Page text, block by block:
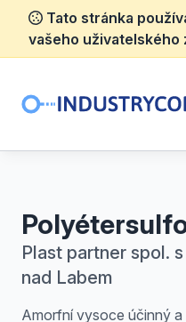
Tato stránka
vašeho uživatelského
Plast partner spol.
nad Labem
Amorfní vysoce účinný